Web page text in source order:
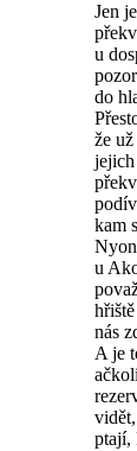
Jen
u
do
že
kam
u
nás
A je
ptají,